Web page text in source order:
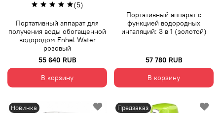
(5)
Портативный аппарат для
получения воды обогащенной
водородом Enhel Water
розовый
55 640 RUB
В корзину
Портативный аппарат с
функцией водородных
ингаляций: 3 в 1 (золотой)
57 780 RUB
В корзину
Новинка Предзаказ